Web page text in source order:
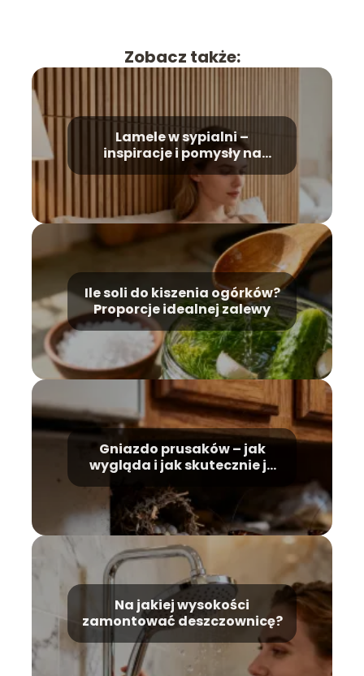
Zobacz także:
Lamele w sypialni –
inspiracje i pomysły na
aranżację
Ile soli do kiszenia ogórków?
Proporcje idealnej zalewy
Gniazdo prusaków – jak
wygląda i jak skutecznie je
Na jakiej wysokości
zamontować deszczownicę?